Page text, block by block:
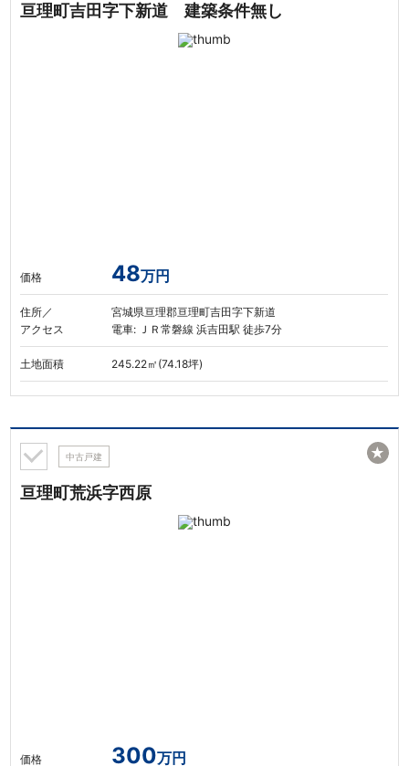
亘理町吉田字下新道 建築条件無し
価格 48万円
住所／
アクセス
宮城県亘理郡亘理町吉田字下新道
電車: ＪＲ常磐線 浜吉田駅 徒歩7分
土地面積 245.22㎡(74.18坪)
中古戸建
亘理町荒浜字西原
価格 300万円
★